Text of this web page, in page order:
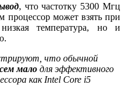
, что частотку 5300 Мгц
процессор может взять при
температура, но и
что обычной
мало для эффективного
как Intel Core i5